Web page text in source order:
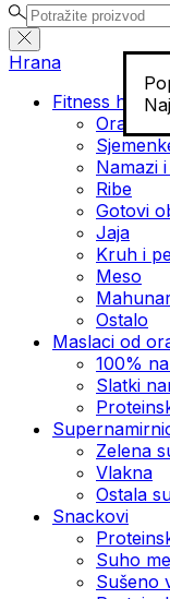
Hrana
Fitness hrana
Orašasti
Namazi
Ribe
Gotovi
Jaja
Kruh i
Meso
Ostalo
Maslaci od
100%
Slatki
Zelena
Vlakna
Ostala
Snackovi
Suho
Sušeno